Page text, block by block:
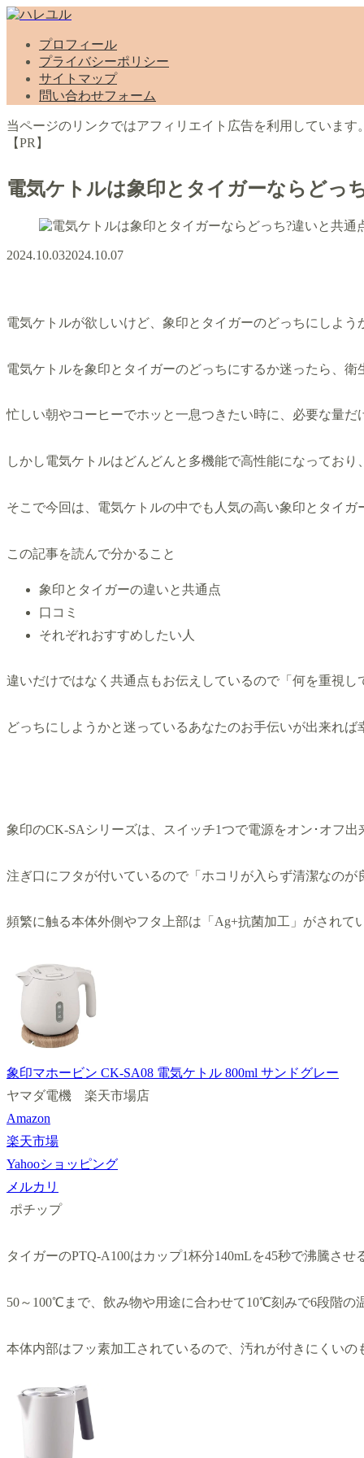
プロフィール
プライバシーポリシー
サイトマップ
問い合わせフォーム
当ページのリンクではアフィリエイト広告を利用しています
【PR】
電気ケトルは象印とタイガーならどっ
2024.10.032024.10.07
電気ケトルが欲しいけど、象印とタイガーのどっちにしよう
電気ケトルを象印とタイガーのどっちにするか迷ったら、
忙しい朝やコーヒーでホッと一息つきたい時に、必要な量
しかし電気ケトルはどんどんと多機能で高性能になってお
そこで今回は、電気ケトルの中でも人気の高い象印とタイ
この記事を読んで分かること
象印とタイガーの違いと共通点
口コミ
それぞれおすすめしたい人
違いだけではなく共通点もお伝えしているので「何を重視し
どっちにしようかと迷っているあなたのお手伝いが出来れば
象印のCK-SAシリーズは、スイッチ1つで電源をオン･オフ
注ぎ口にフタが付いているので「ホコリが入らず清潔なのが
頻繁に触る本体外側やフタ上部は「Ag+抗菌加工」がされて
象印マホービン CK-SA08 電気ケトル 800ml サンドグレー
ヤマダ電機 楽天市場店
Amazon
楽天市場
Yahooショッピング
メルカリ
ポチップ
タイガーのPTQ-A100はカップ1杯分140mLを45秒で沸騰さ
50～100℃まで、飲み物や用途に合わせて10℃刻みで6段階の
本体内部はフッ素加工されているので、汚れが付きにくいの